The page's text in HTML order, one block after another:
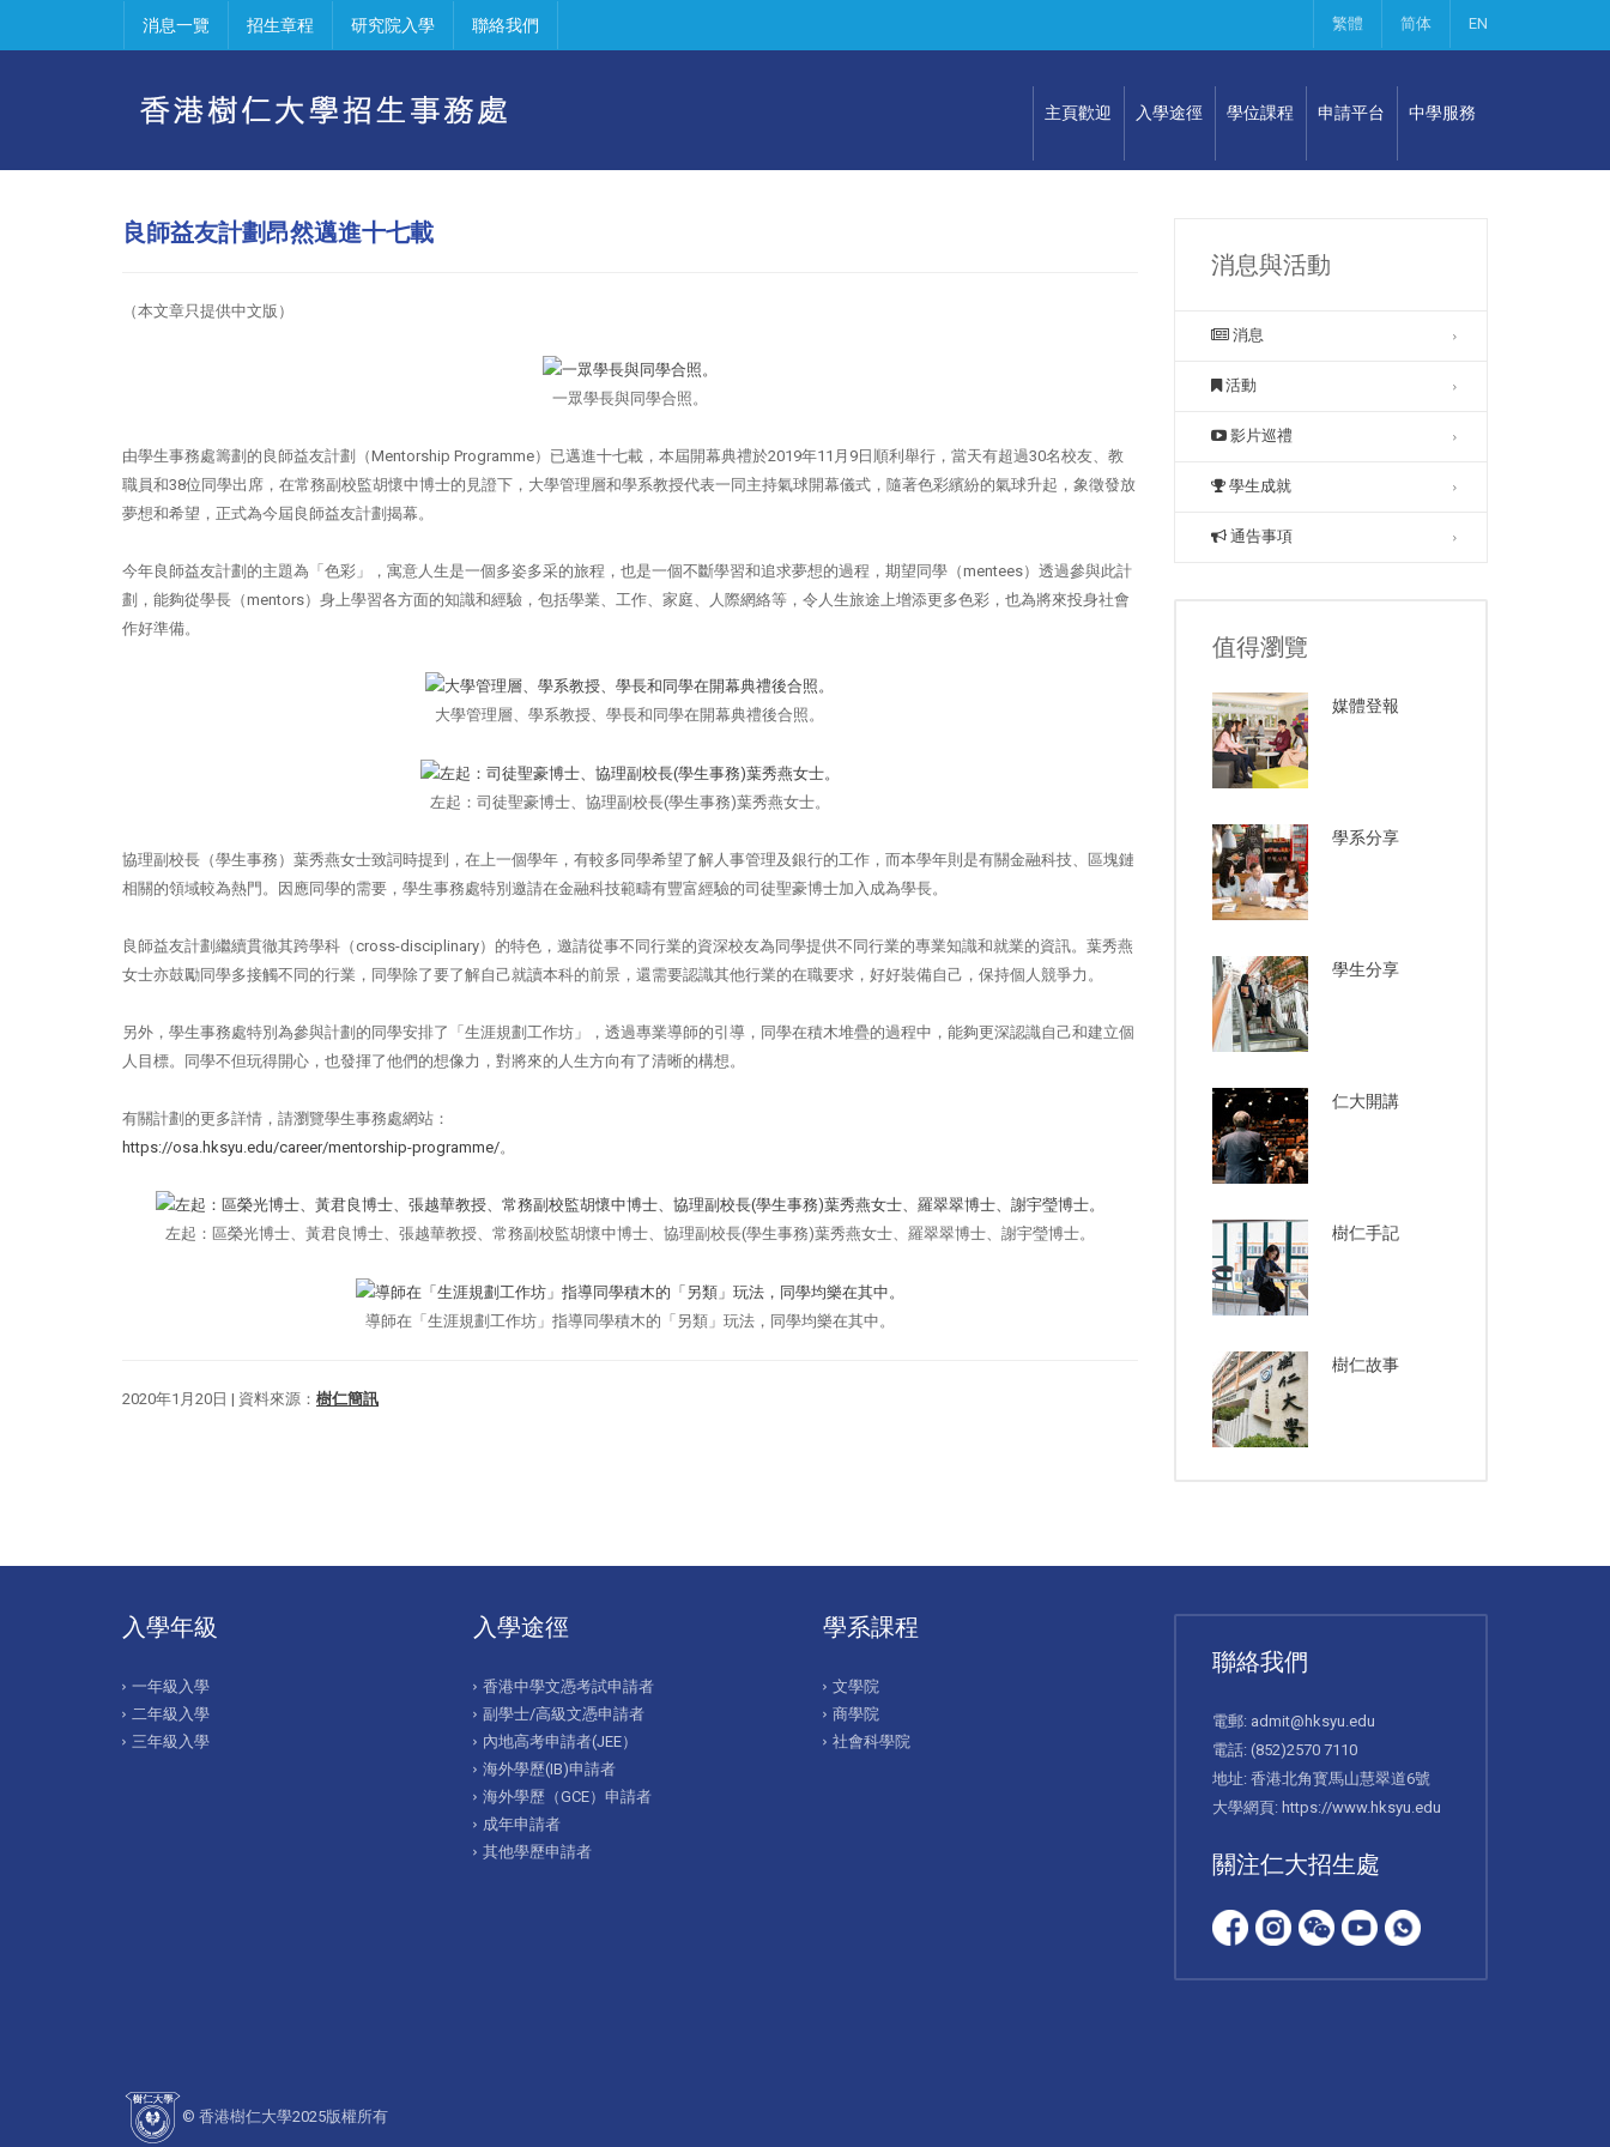
消息一覽 招生章程 研究院入學 聯絡我們 繁體 简体 EN
主頁歡迎 入學途徑 學位課程 申請平台 中學服務
良師益友計劃昂然邁進十七載
（本文章只提供中文版）
一眾學長與同學合照。
由學生事務處籌劃的良師益友計劃（Mentorship Programme）已邁進十七載，本屆開幕典禮於2019年11月9日順利舉行，當天有超過30名校友、教
職員和38位同學出席，在常務副校監胡懷中博士的見證下，大學管理層和學系教授代表一同主持氣球開幕儀式，隨著色彩繽紛的氣球升起，象徵發放
夢想和希望，正式為今屆良師益友計劃揭幕。
今年良師益友計劃的主題為「色彩」，寓意人生是一個多姿多采的旅程，也是一個不斷學習和追求夢想的過程，期望同學（mentees）透過參與此計
劃，能夠從學長（mentors）身上學習各方面的知識和經驗，包括學業、工作、家庭、人際網絡等，令人生旅途上增添更多色彩，也為將來投身社會
作好準備。
大學管理層、學系教授、學長和同學在開幕典禮後合照。
左起：司徒聖豪博士、協理副校長(學生事務)葉秀燕女士。
協理副校長（學生事務）葉秀燕女士致詞時提到，在上一個學年，有較多同學希望了解人事管理及銀行的工作，而本學年則是有關金融科技、區塊鏈
相關的領域較為熱門。因應同學的需要，學生事務處特別邀請在金融科技範疇有豐富經驗的司徒聖豪博士加入成為學長。
良師益友計劃繼續貫徹其跨學科（cross-disciplinary）的特色，邀請從事不同行業的資深校友為同學提供不同行業的專業知識和就業的資訊。葉秀燕
女士亦鼓勵同學多接觸不同的行業，同學除了要了解自己就讀本科的前景，還需要認識其他行業的在職要求，好好裝備自己，保持個人競爭力。
另外，學生事務處特別為參與計劃的同學安排了「生涯規劃工作坊」，透過專業導師的引導，同學在積木堆疊的過程中，能夠更深認識自己和建立個
人目標。同學不但玩得開心，也發揮了他們的想像力，對將來的人生方向有了清晰的構想。
有關計劃的更多詳情，請瀏覽學生事務處網站：
https://osa.hksyu.edu/career/mentorship-programme/。
左起：區榮光博士、黃君良博士、張越華教授、常務副校監胡懷中博士、協理副校長(學生事務)葉秀燕女士、羅翠翠博士、謝宇瑩博士。
導師在「生涯規劃工作坊」指導同學積木的「另類」玩法，同學均樂在其中。
2020年1月20日 | 資料來源： 樹仁簡訊
消息與活動
消息
活動
影片巡禮
學生成就
通告事項
值得瀏覽
媒體登報
學系分享
學生分享
仁大開講
樹仁手記
樹仁故事
入學年級
一年級入學
二年級入學
三年級入學
入學途徑
香港中學文憑考試申請者
副學士/高級文憑申請者
內地高考申請者(JEE）
海外學歷(IB)申請者
海外學歷（GCE）申請者
成年申請者
其他學歷申請者
學系課程
文學院
商學院
社會科學院
聯絡我們
電郵: admit@hksyu.edu
電話: (852)2570 7110
地址: 香港北角寳馬山慧翠道6號
大學網頁: https://www.hksyu.edu
關注仁大招生處
© 香港樹仁大學2025版權所有